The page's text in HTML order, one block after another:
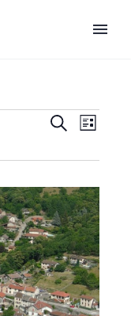
de
vues
Recherche
vues
Liste